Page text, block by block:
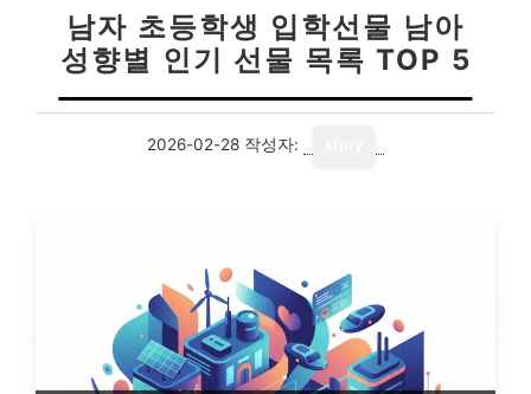
남자 초등학생 입학선물 남아
성향별 인기 선물 목록 TOP 5
2026-02-28 작성자: